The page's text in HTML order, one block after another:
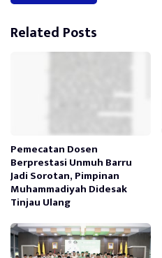
Alternative:
Related Posts
Pemecatan Dosen
Berprestasi Unmuh Barru
Jadi Sorotan, Pimpinan
Muhammadiyah Didesak
Tinjau Ulang